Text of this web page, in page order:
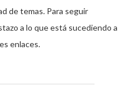
de temas. Para seguir
a lo que está sucediendo a
enlaces.